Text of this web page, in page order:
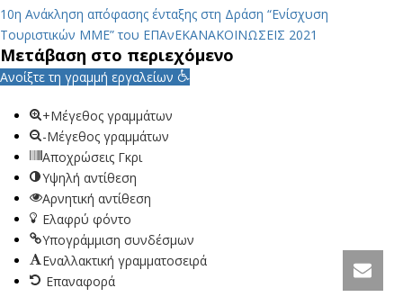
10η Ανάκληση απόφασης ένταξης στη Δράση “Ενίσχυση
Τουριστικών ΜΜΕ” του ΕΠΑνΕΚΑΝΑΚΟΙΝΩΣΕΙΣ 2021
Μετάβαση στο περιεχόμενο
Ανοίξτε τη γραμμή εργαλείων
+Μέγεθος γραμμάτων
-Μέγεθος γραμμάτων
Αποχρώσεις Γκρι
Υψηλή αντίθεση
Αρνητική αντίθεση
Ελαφρύ φόντο
Υπογράμμιση συνδέσμων
Εναλλακτική γραμματοσειρά
Επαναφορά